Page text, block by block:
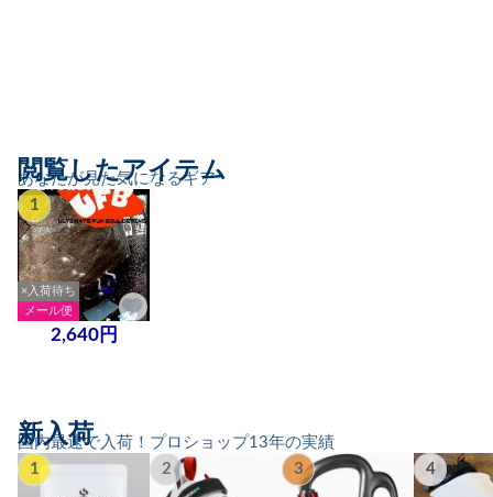
あなたが見た気になるギア
閲覧したアイテム
1
×入荷待ち
メール便
2,640円
国内最速で入荷！プロショップ13年の実績
新入荷
1 2 3 4